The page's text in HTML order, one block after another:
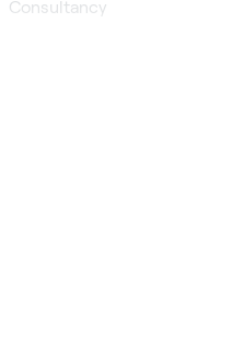
Consultancy